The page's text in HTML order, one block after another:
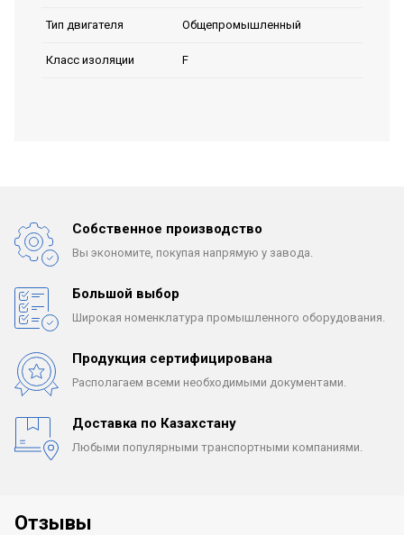
Тип двигателя Общепромышленный
Класс изоляции F
Собственное производство
Вы экономите, покупая напрямую у завода.
Большой выбор
Широкая номенклатура промышленного оборудования.
Продукция сертифицирована
Располагаем всеми необходимыми документами.
Доставка по Казахстану
Любыми популярными транспортными компаниями.
Отзывы